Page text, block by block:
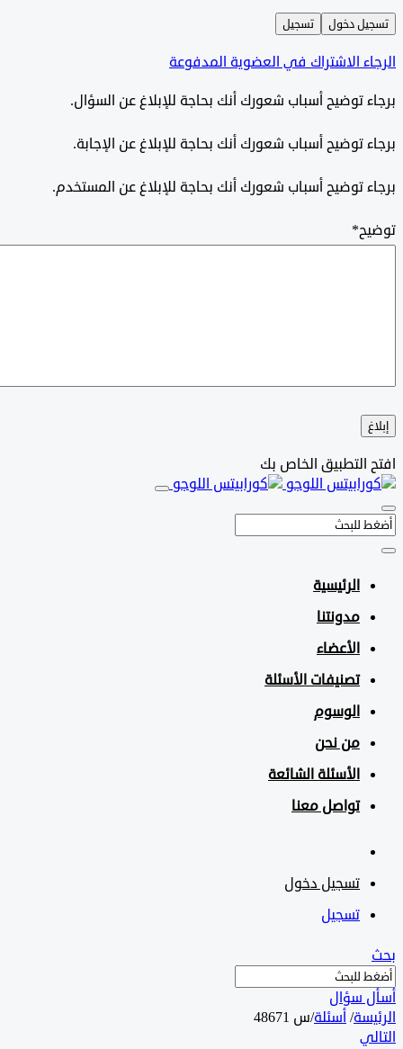
دخول تسجيل
الاشتراك في العضوية المدفوعة
توضيح أسباب شعورك أنك بحاجة للإبلاغ عن السؤال.
توضيح أسباب شعورك أنك بحاجة للإبلاغ عن الإجابة.
توضيح أسباب شعورك أنك بحاجة للإبلاغ عن المستخدم.
*
التطبيق الخاص بك
الرئيسية
مدونتنا
الأعضاء
تصنيفات الأسئلة
الوسوم
من نحن
الأسئلة الشائعة
تواصل معنا
تسجيل دخول
تسجيل
سؤال
/ أسئلة/س 48671